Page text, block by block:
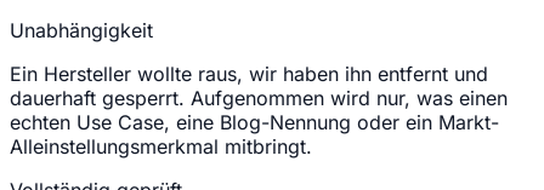
Unabhängigkeit
Ein Hersteller wollte raus, wir haben ihn entfernt und
dauerhaft gesperrt. Aufgenommen wird nur, was einen
echten Use Case, eine Blog-Nennung oder ein Markt-
Alleinstellungsmerkmal mitbringt.